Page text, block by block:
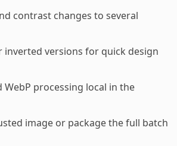
contrast changes to several
inverted versions for quick design
WebP processing local in the
image or package the full batch